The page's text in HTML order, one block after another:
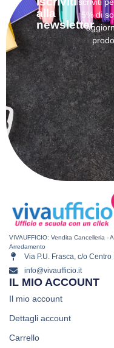
alla
newsletter
5% di
VIVAUFFICIO: Vendita Cancelleria -
Arredamento
Via P.U. Frasca, c/o Centro
info@vivaufficio.it
IL MIO ACCOUNT
Il mio account
Dettagli account
Carrello